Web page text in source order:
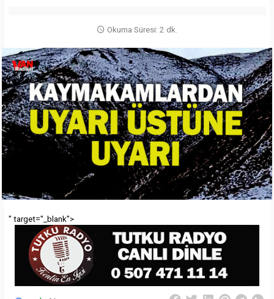
Okuma Süresi: 2 dk.
" target="_blank">